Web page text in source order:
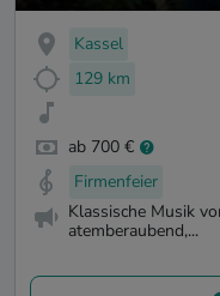
Kassel
129 km
ab 700 €
Firmenfeier
Klassische Musik
atemberaubend,...